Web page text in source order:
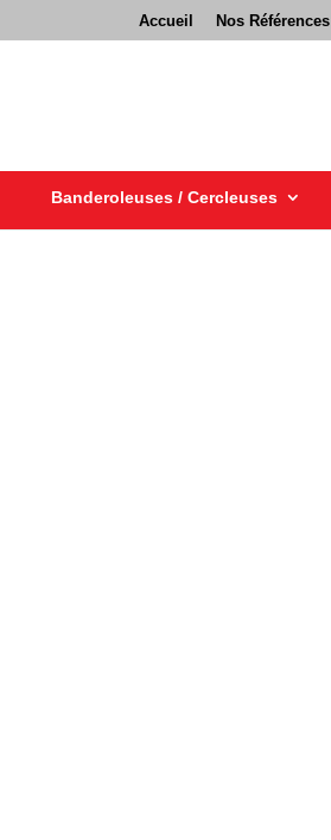
Accueil Nos Références
Banderoleuses / Cercleuses